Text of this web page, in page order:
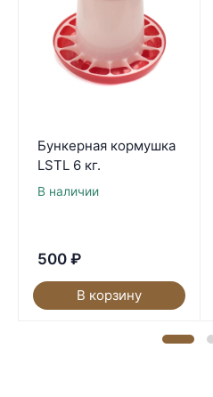
Бункерная кормушка
LSTL 6 кг.
В наличии
500 ₽
В корзину